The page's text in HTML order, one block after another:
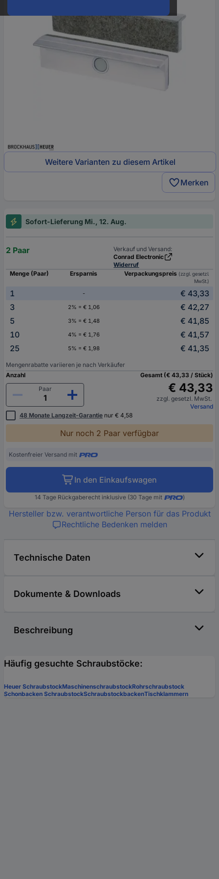
Weitere Varianten zu diesem Artikel
Merken
Sofort-Lieferung Mi., 12. Aug.
2 Paar
Verkauf und Versand:
Conrad Electronic
Widerruf
Menge (Paar)
Ersparnis Verpackungspreis (zzgl. gesetzl.
MwSt.)
1 -
€ 43,33
3
2% = € 1,06
€ 42,27
5
3% = € 1,48
€ 41,85
10
4% = € 1,76
€ 41,57
25
5% = € 1,98 € 41,35
Mengenrabatte variieren je nach Verkäufer
Anzahl
Paar
Gesamt (€ 43,33 / Stück)
€ 43,33
zzgl. gesetzl. MwSt.
Versand
48 Monate Langzeit-Garantie nur € 4,58
Nur noch 2 Paar verfügbar
Kostenfreier Versand mit
In den Einkaufswagen
14 Tage Rückgaberecht inklusive (30 Tage mit )
Hersteller bzw. verantwortliche Person für das Produkt
Rechtliche Bedenken melden
Technische Daten
Dokumente & Downloads
Beschreibung
Häufig gesuchte Schraubstöcke:
Heuer SchraubstockMaschinenschraubstockRohrschraubstock
Schonbacken SchraubstockSchraubstockbackenTischklammern